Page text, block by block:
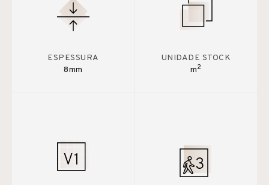
ESPESSURA
8mm
UNIDADE STOCK
m2